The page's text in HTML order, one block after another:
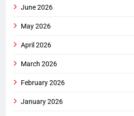
June 2026
May 2026
April 2026
March 2026
February 2026
January 2026